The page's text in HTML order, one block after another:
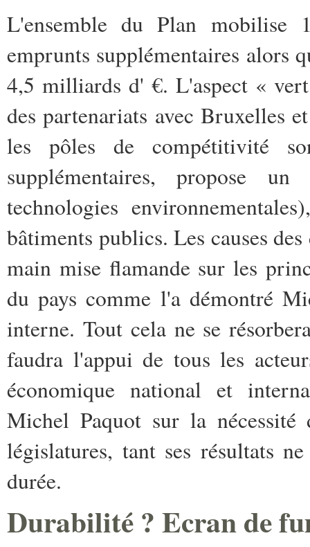
L'ensemble du Plan mobilise
emprunts supplémentaires alors
4,5 milliards d' €. L'aspect «
des partenariats avec Bruxelles
les pôles de compétitivité
supplémentaires, propose
technologies
bâtiments publics. Les causes
main mise flamande sur les
du pays comme l'a démontré
interne. Tout cela ne se
faudra l'appui de tous les
économique national et
Michel Paquot sur la
législatures, tant ses résultats
durée.
Durabilité ? Ecran de